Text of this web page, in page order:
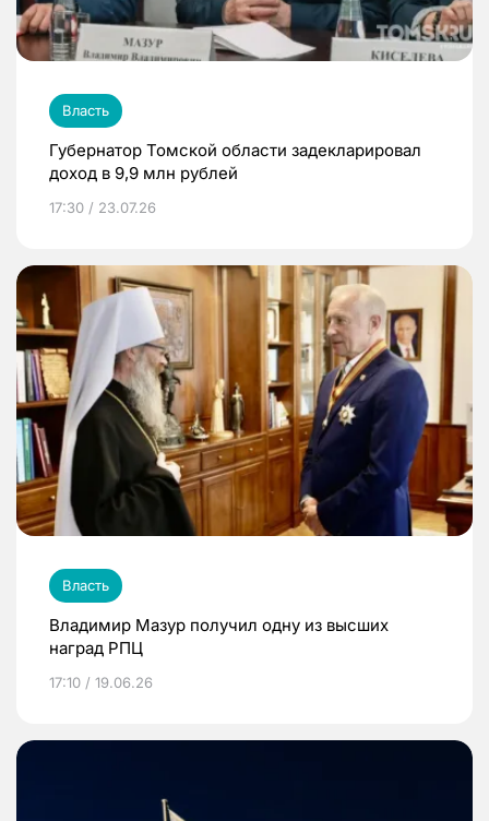
Власть
Губернатор Томской области задекларировал
доход в 9,9 млн рублей
17:30 / 23.07.26
Власть
Владимир Мазур получил одну из высших
наград РПЦ
17:10 / 19.06.26